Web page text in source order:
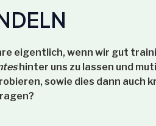
eigentlich, wenn wir gut
hinter uns zu lassen und
sowie dies dann auch